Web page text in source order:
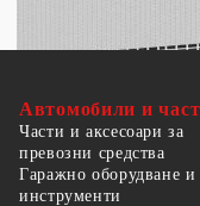
Автомобили и
Части и аксесоари за
превозни средства
Гаражно оборудване и
инструменти